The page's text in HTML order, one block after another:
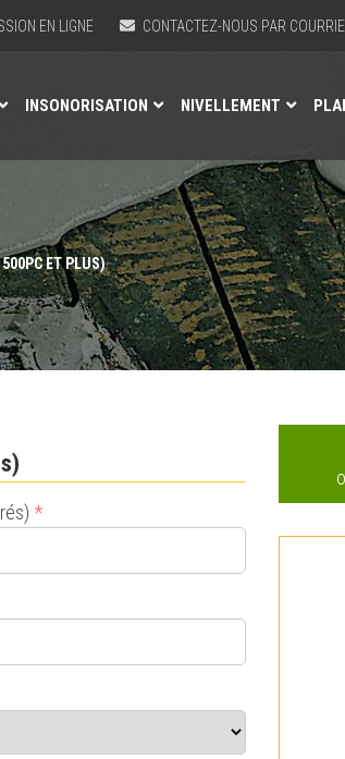
EN LIGNE CONTACTEZ-NOUS PAR COURRIEL
INSONORISATION NIVELLEMENT
ET PLUS)
*